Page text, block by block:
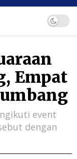
Empat
event
dengan